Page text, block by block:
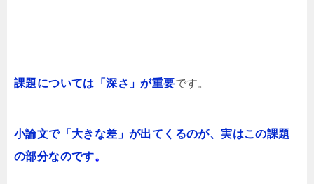
課題については「深さ」が重要です。
小論文で「大きな差」が出てくるのが、実はこの課題
の部分なのです。